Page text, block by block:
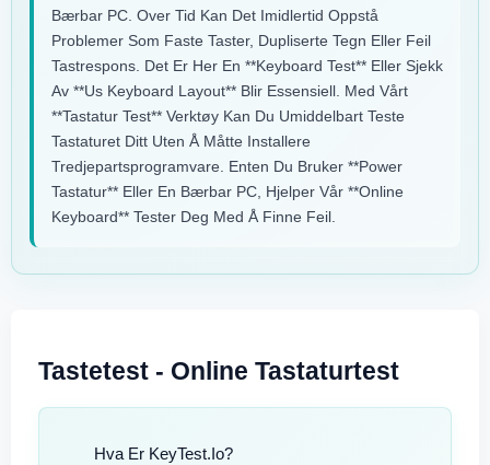
Bærbar PC. Over Tid Kan Det Imidlertid Oppstå
Problemer Som Faste Taster, Dupliserte Tegn Eller Feil
Tastrespons. Det Er Her En **keyboard Test** Eller Sjekk
Av **us Keyboard Layout** Blir Essensiell. Med Vårt
**tastatur Test** Verktøy Kan Du Umiddelbart Teste
Tastaturet Ditt Uten Å Måtte Installere
Tredjepartsprogramvare. Enten Du Bruker **power
Tastatur** Eller En Bærbar PC, Hjelper Vår **online
Keyboard** Tester Deg Med Å Finne Feil.
Tastetest - Online Tastaturtest
Hva Er KeyTest.io?